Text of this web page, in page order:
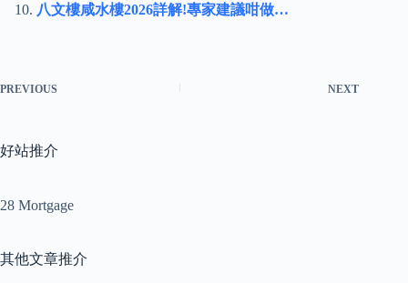
八文樓咸水樓2026詳解!專家建議咁做…
PREVIOUS NEXT
好站推介
28 Mortgage
其他文章推介